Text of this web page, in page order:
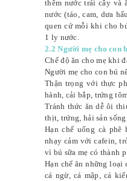
thêm nước trái cây và
nước (táo, cam, dưa
quen cứ mỗi khi cho
1 ly nước.
2.2 Người mẹ cho con
Chế độ ăn cho mẹ khi
Người mẹ cho con bú
Thận trọng với thực
hành, cải bắp, trứng
Tránh thức ăn dễ ôi
thịt, trứng, hải sản
Hạn chế uống cà
nhạy cảm với cafein,
vì bú sữa mẹ có thành
Hạn chế ăn những loại
cá ngừ, cá mập, cá